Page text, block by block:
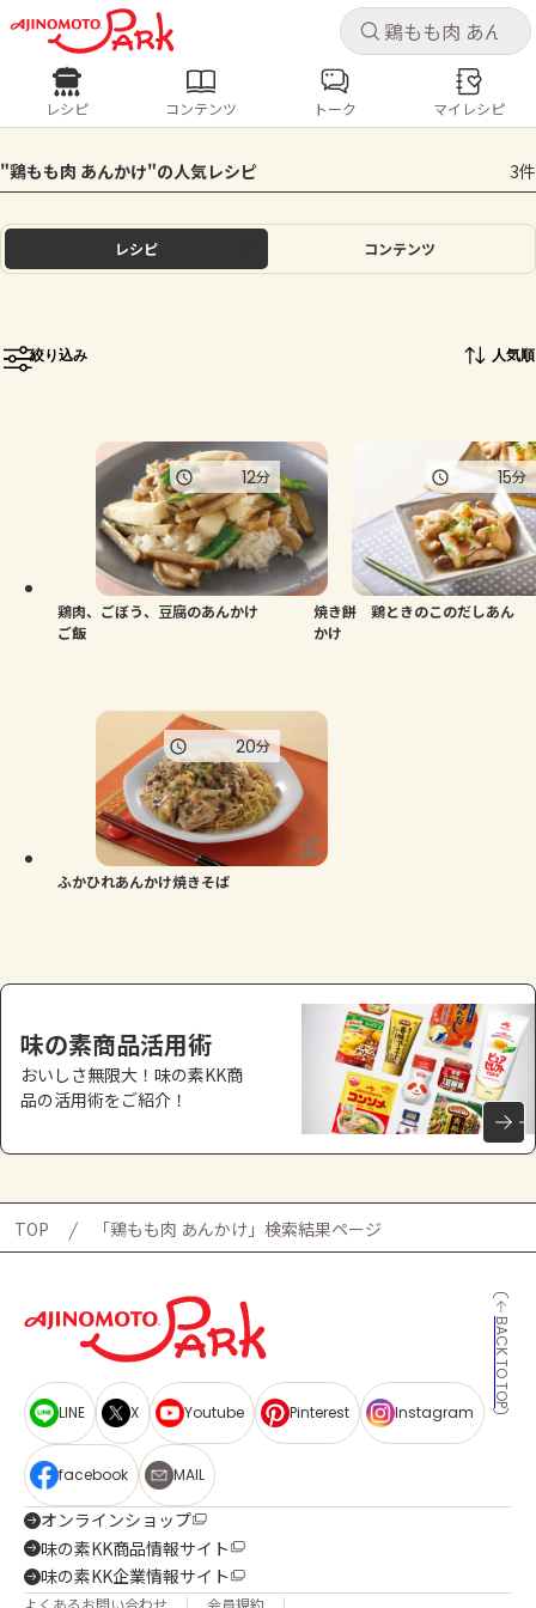
キャ
ログインするとレシピを保存できます
ログイン
ホーム
トーク
よくあるお問い合わせ
お買い物
キャ
レシピ コンテンツ
人気の食材・レシピ
きゅうり なす トマト とうもろこし
ピーマン
レシピ コンテンツ トーク マイレシピ
"鶏もも肉 あんかけ"の人気レシピ 3件
レシピ コンテンツ
絞り込み 人気順
鶏肉、ごぼう、豆腐のあんかけ
ご飯
12分
焼き餅 鶏ときのこのだしあん
かけ
15分
ふかひれあんかけ焼きそば
20分
味の素商品活用術
おいしさ無限大！味の素KK商
品の活用術をご紹介！
TOP 「鶏もも肉 あんかけ」検索結果ページ
BACK TO TOP
LINE X Youtube Pinterest Instagram
facebook MAIL
オンラインショップ
味の素KK商品情報サイト
味の素KK企業情報サイト
よくあるお問い合わせ 会員規約